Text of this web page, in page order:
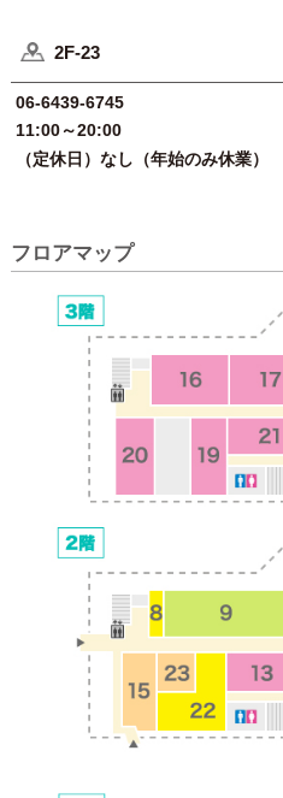
2F-23
06-6439-6745
11:00～20:00
（定休日）なし（年始のみ休業）
フロアマップ